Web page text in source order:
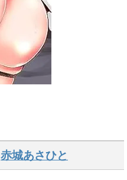
赤城あさひと